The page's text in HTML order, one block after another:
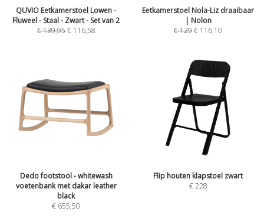
QUVIO Eetkamerstoel Lowen -
Fluweel - Staal - Zwart - Set van 2
€139,95 € 116,58
Eetkamerstoel Nola-Liz draaibaar
| Nolon
€129€ 116,10
Dedo footstool - whitewash
voetenbank met dakar leather
black
€ 655,50
Flip houten klapstoel zwart
€228